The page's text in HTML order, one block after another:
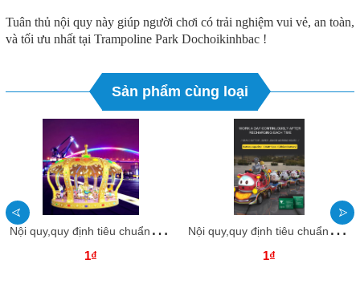
Tuân thủ nội quy này giúp người chơi có trải nghiệm vui vẻ, an toàn,
và tối ưu nhất tại Trampoline Park Dochoikinhbac !
Sản phẩm cùng loại
N
ội quy,quy định tiêu chuẩn chung khi tham ra trò chơi đu quay khổng lồ ngoài trời Dochoikinhbac
1₫
N
ội quy,quy định tiêu chuẩn chung khi tham ra trò chơi tầu điện công viên Dochoikinhbac
1₫